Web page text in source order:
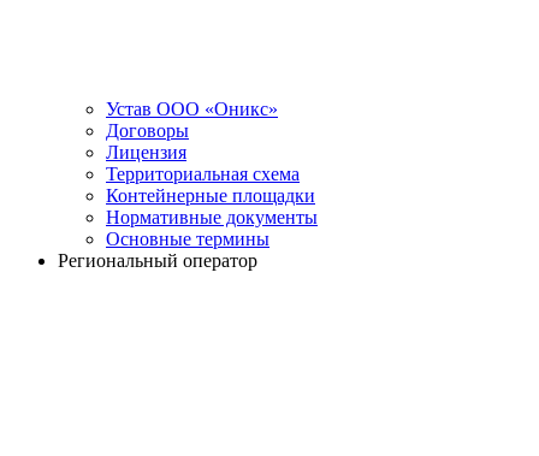
Устав ООО «Оникс»
Договоры
Лицензия
Территориальная схема
Контейнерные площадки
Нормативные документы
Основные термины
Региональный оператор